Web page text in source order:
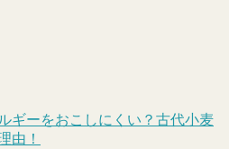
ギーをおこしにくい？古代小麦
由！